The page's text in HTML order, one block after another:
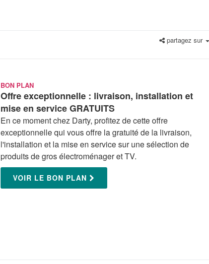
partagez sur
BON PLAN
Offre exceptionnelle : livraison, installation et
mise en service GRATUITS
En ce moment chez Darty, profitez de cette offre
exceptionnelle qui vous offre la gratuité de la livraison,
l'installation et la mise en service sur une sélection de
produits de gros électroménager et TV.
VOIR LE BON PLAN